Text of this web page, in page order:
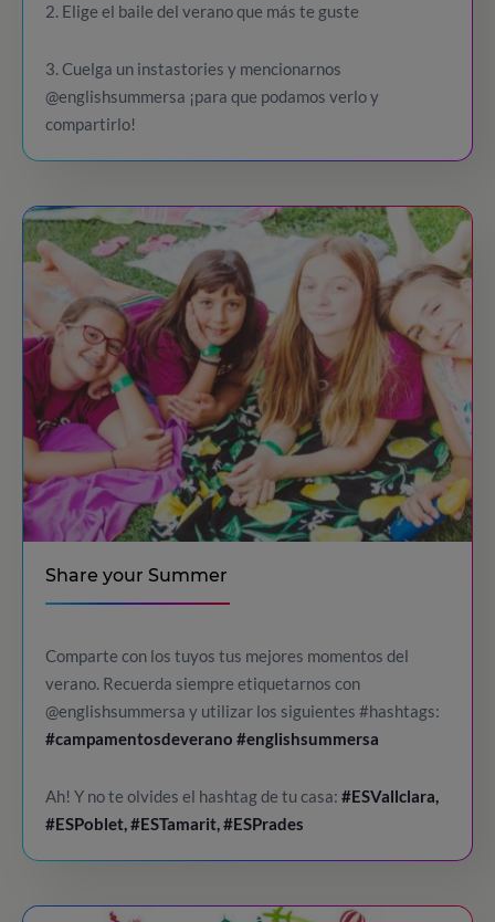
2. Elige el baile del verano que más te guste
3. Cuelga un instastories y mencionarnos
@englishsummersa ¡para que podamos verlo y
compartirlo!
Share your Summer
Comparte con los tuyos tus mejores momentos del
verano. Recuerda siempre etiquetarnos con
@englishsummersa y utilizar los siguientes #hashtags:
#campamentosdeverano #englishsummersa
Ah! Y no te olvides el hashtag de tu casa: #ESVallclara,
#ESPoblet, #ESTamarit, #ESPrades